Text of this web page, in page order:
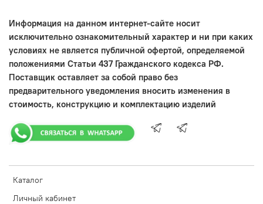
Каталог
Личный кабинет
Информация на данном интернет-сайте носит
исключительно ознакомительный характер и ни при каких
условиях не является публичной офертой, определяемой
положениями Статьи 437 Гражданского кодекса РФ.
Поставщик оставляет за собой право без
предварительного уведомления вносить изменения в
стоимость, конструкцию и комплектацию изделий